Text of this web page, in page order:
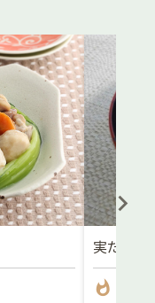
実だく
whatshot